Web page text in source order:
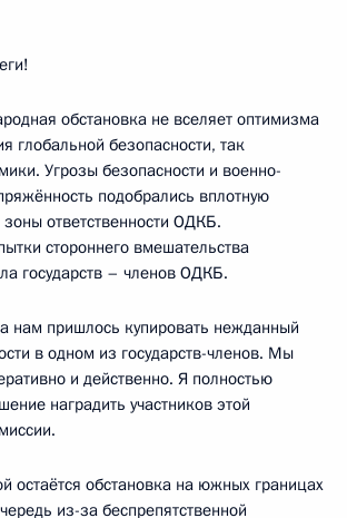
обстановка не вселяет оптимизма
глобальной безопасности, так
Угрозы безопасности и военно-
подобрались вплотную
ответственности ОДКБ.
стороннего вмешательства
государств – членов ОДКБ.
нам пришлось купировать нежданный
в одном из государств-членов. Мы
и действенно. Я полностью
наградить участников этой
остаётся обстановка на южных границах
из-за беспрепятственной